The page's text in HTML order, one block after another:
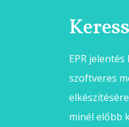
EPR
szoftveres
minél előbb